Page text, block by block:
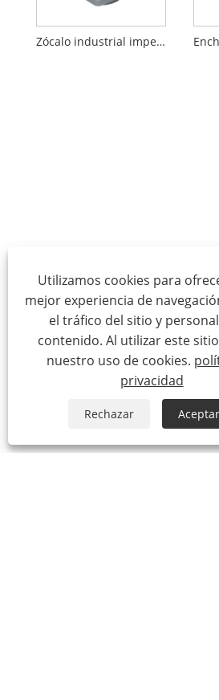
Zócalo industrial impermeable IP44 macho hembra
Utilizamos cookies para
mejor experiencia de
el tráfico del sitio y
contenido. Al utilizar este
nuestro uso de cookies.
privacidad
Rechazar Aceptar